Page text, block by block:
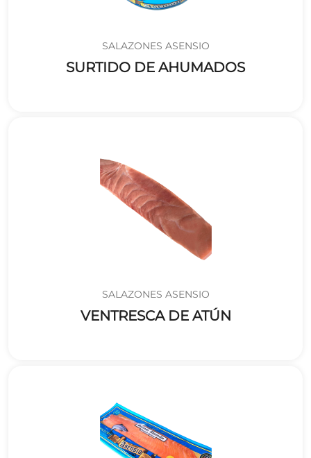
SALAZONES ASENSIO
SURTIDO DE AHUMADOS
SALAZONES ASENSIO
VENTRESCA DE ATÚN